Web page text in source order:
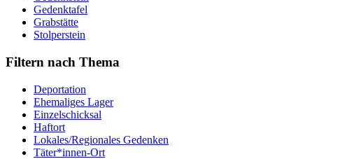
Gedenktafel
Grabstätte
Stolperstein
Filtern nach Thema
Deportation
Ehemaliges Lager
Einzelschicksal
Haftort
Lokales/Regionales Gedenken
Täter*innen-Ort